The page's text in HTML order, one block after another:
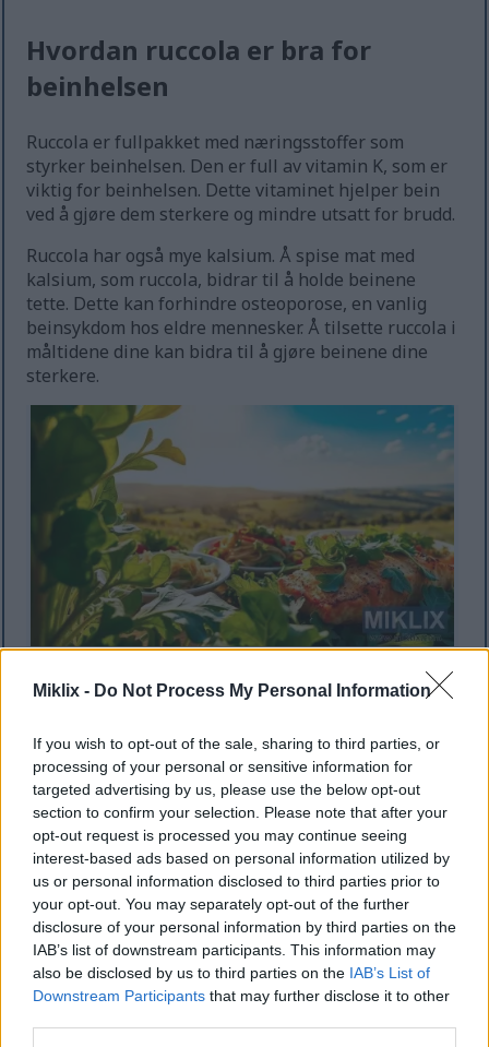
Miklix - Do Not Process My Personal Information
If you wish to opt-out of the sale, sharing to third parties, or
processing of your personal or sensitive information for
targeted advertising by us, please use the below opt-out
section to confirm your selection. Please note that after your
opt-out request is processed you may continue seeing
interest-based ads based on personal information utilized by
us or personal information disclosed to third parties prior to
your opt-out. You may separately opt-out of the further
disclosure of your personal information by third parties on the
IAB’s list of downstream participants. This information may
also be disclosed by us to third parties on the IAB’s List of
Downstream Participants that may further disclose it to other
Hvordan ruccola er bra for
beinhelsen
Ruccola er fullpakket med næringsstoffer som
styrker beinhelsen. Den er full av vitamin K, som er
viktig for beinhelsen. Dette vitaminet hjelper bein
ved å gjøre dem sterkere og mindre utsatt for brudd.
Ruccola har også mye kalsium. Å spise mat med
kalsium, som ruccola, bidrar til å holde beinene
tette. Dette kan forhindre osteoporose, en vanlig
beinsykdom hos eldre mennesker. Å tilsette ruccola i
måltidene dine kan bidra til å gjøre beinene dine
sterkere.
frodig landskap under gyllent lys.
Klikk eller trykk på bildet for mer informasjon og
Kulinariske bruksområder av
ruccola
Rucolas pepperaktige smak gjør den flott til mange
retter. Den er perfekt for å tilføre en unik smak til
måltidene dine. Bruk den rå i salater for en sprø
tekstur og lys farge.
Når du lager mat med ruccola, blir rettene dine enda